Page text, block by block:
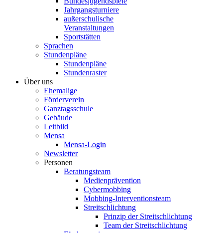
Jahrgangsturniere
außerschulische
Veranstaltungen
Sportstätten
Sprachen
Stundenpläne
Stundenpläne
Stundenraster
Über uns
Ehemalige
Förderverein
Ganztagsschule
Gebäude
Leitbild
Mensa
Mensa-Login
Newsletter
Personen
Beratungsteam
Medienprävention
Cybermobbing
Mobbing-Interventionsteam
Streitschlichtung
Prinzip der Streitschlichtung
Team der Streitschlichtung